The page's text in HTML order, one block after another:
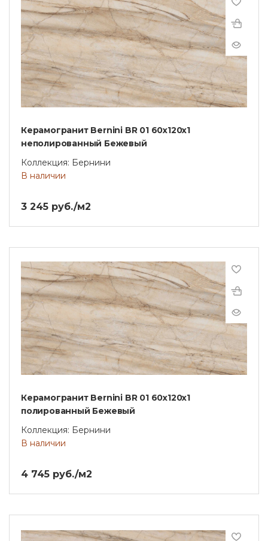
Керамогранит Bernini BR 01 60x120x1
неполированный Бежевый
Коллекция: Бернини
В наличии
3 245 руб./м2
Керамогранит Bernini BR 01 60x120x1
полированный Бежевый
Коллекция: Бернини
В наличии
4 745 руб./м2